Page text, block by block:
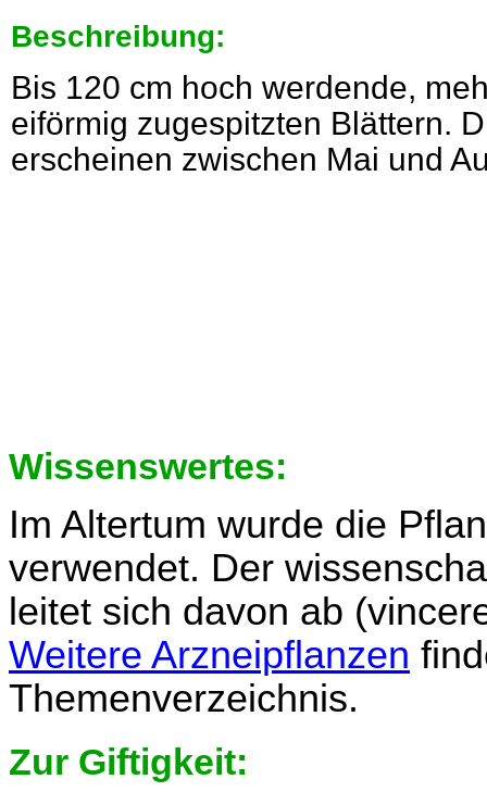
Beschreibung:
Bis 120 cm hoch werdende,
eiförmig zugespitzten Blättern.
erscheinen zwischen Mai und
Wissenswertes:
Im Altertum wurde die
verwendet. Der
leitet sich davon ab
Weitere Arzneipflanzen
Themenverzeichnis.
Zur Giftigkeit: